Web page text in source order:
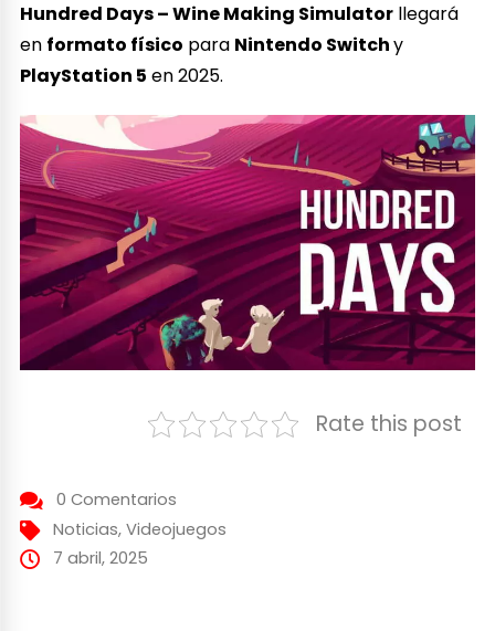
Hundred Days – Wine Making Simulator llegará
en formato físico para Nintendo Switchy
PlayStation 5 en 2025.
Rate this post
0 Comentarios
Noticias, Videojuegos
7 abril, 2025